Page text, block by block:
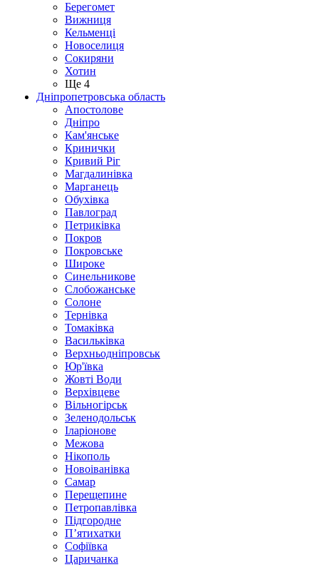
Берегомет
Вижниця
Кельменці
Новоселиця
Сокиряни
Хотин
Ще 4
Дніпропетровська область
Апостолове
Дніпро
Кам'янське
Кринички
Кривий Ріг
Магдалинівка
Марганець
Обухівка
Павлоград
Петриківка
Покров
Покровське
Широке
Синельникове
Слобожанське
Солоне
Тернівка
Томаківка
Васильківка
Верхньодніпровськ
Юр'ївка
Жовті Води
Верхівцеве
Вільногірськ
Зеленодольськ
Іларіонове
Межова
Нікополь
Новоіванівка
Самар
Перещепине
Петропавлівка
Підгородне
П’ятихатки
Софіївка
Царичанка